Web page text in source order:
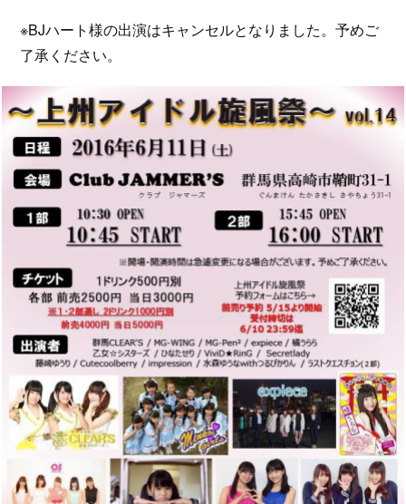
※BJハート様の出演はキャンセルとなりました。予めご
了承ください。